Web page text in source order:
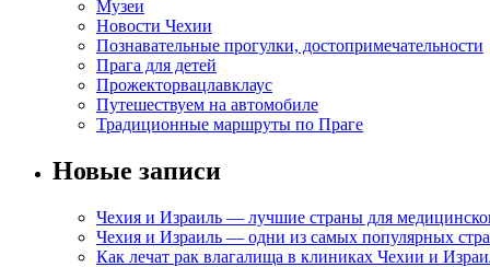
Музеи
Новости Чехии
Познавательные прогулки, достопримечательности
Прага для детей
Прожекторвацлавклаус
Путешествуем на автомобиле
Традиционные маршруты по Праге
Новые записи
Чехия и Израиль — лучшие страны для
Чехия и Израиль — одни из самых популярных
Как лечат рак влагалища в клиниках Чехии и